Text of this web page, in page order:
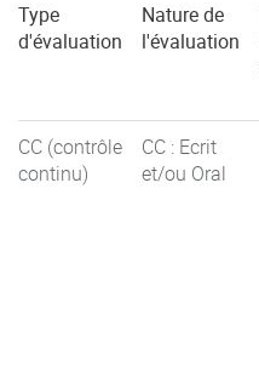
Type
d'évaluation
Nature de
l'évaluation
CC (contrôle
continu)
CC : Ecrit
et/ou Oral